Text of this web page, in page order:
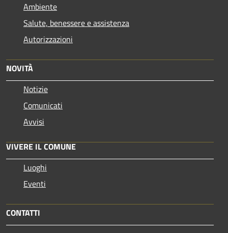
Ambiente
Salute, benessere e assistenza
Autorizzazioni
NOVITÀ
Notizie
Comunicati
Avvisi
VIVERE IL COMUNE
Luoghi
Eventi
CONTATTI